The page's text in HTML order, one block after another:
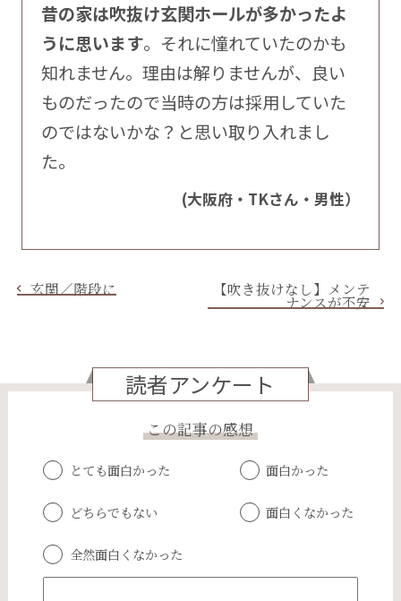
昔の家は吹抜け玄関ホールが多かったよ
うに思います。それに憧れていたのかも
知れません。理由は解りませんが、良い
ものだったので当時の方は採用していた
のではないかな？と思い取り入れまし
た。
(大阪府・TKさん・男性）
玄関／階段に 【吹き抜けなし】メンテ
ナンスが不安
読者アンケート
この記事の感想
とても面白かった 面白かった
どちらでもない 面白くなかった
全然面白くなかった